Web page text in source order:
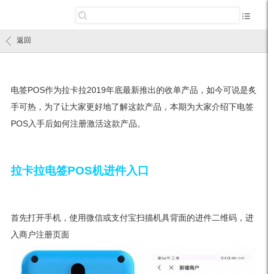
返回
电签POS作为拉卡拉2019年底最新推出的收单产品，如今可说是炙
手可热，为了让大家更好地了解这款产品，本期为大家介绍下电签
POS入手后如何注册激活这款产品。
拉卡拉电签POS机进件入口
首先打开手机，使用微信或支付宝扫描机具背面的进件二维码，进
入商户注册页面